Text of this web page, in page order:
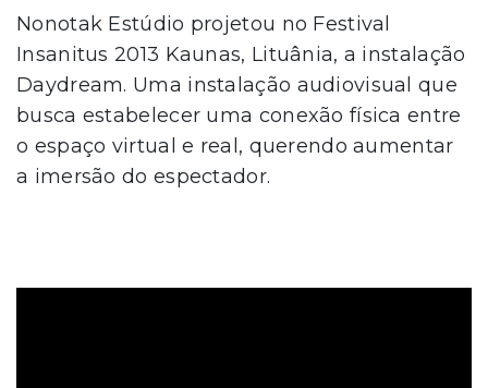
Nonotak Estúdio projetou no Festival
Insanitus 2013 Kaunas, Lituânia, a instalação
Daydream. Uma instalação audiovisual que
busca estabelecer uma conexão física entre
o espaço virtual e real, querendo aumentar
a imersão do espectador.